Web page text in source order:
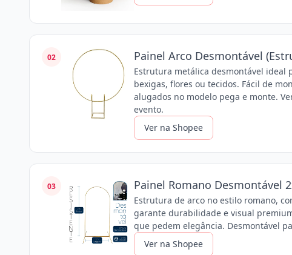
02 Painel Arco Desmontável
Estrutura metálica desmontável ideal
bexigas, flores ou tecidos. Fácil de
alugados no modelo pega e monte.
evento.
Ver na Shopee
03 Painel Romano Desmontável
Estrutura de arco no estilo romano,
garante durabilidade e visual
que pedem elegância. Desmontável
Ver na Shopee